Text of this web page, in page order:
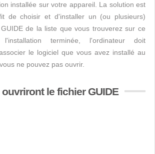
installée sur votre appareil. La solution est
de choisir et d'installer un (ou plusieurs)
de la liste que vous trouverez sur ce
terminée, l'ordinateur doit
le logiciel que vous avez installé au
ne pouvez pas ouvrir.
le fichier GUIDE